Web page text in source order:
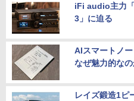
iFi audio主力
3」に迫る
AIスマートノ
なぜ魅力的なの
レイズ鍛造1ピ